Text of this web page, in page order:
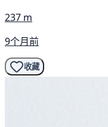
237 m
9个月前
收藏